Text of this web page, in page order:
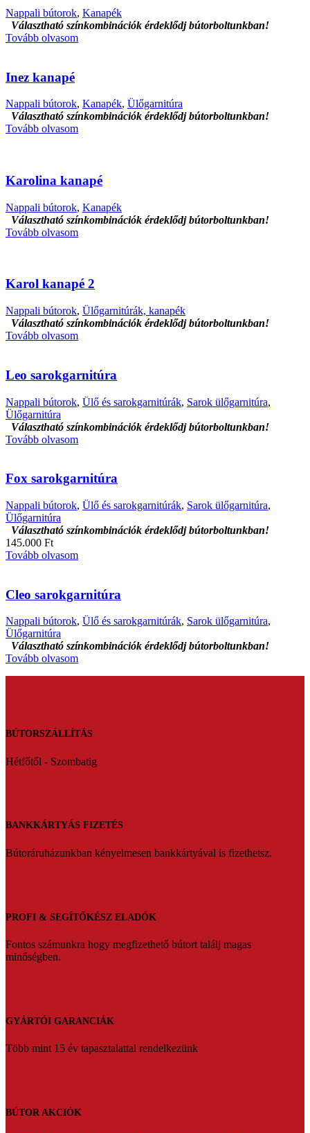
Nappali bútorok, Kanapék
Választható színkombinációk érdeklődj bútorboltunkban!
Tovább olvasom
Inez kanapé
Nappali bútorok, Kanapék, Ülőgarnitúra
Választható színkombinációk érdeklődj bútorboltunkban!
Tovább olvasom
Karolina kanapé
Nappali bútorok, Kanapék
Választható színkombinációk érdeklődj bútorboltunkban!
Tovább olvasom
Karol kanapé 2
Nappali bútorok, Ülőgarnitúrák, kanapék
Választható színkombinációk érdeklődj bútorboltunkban!
Tovább olvasom
Leo sarokgarnitúra
Nappali bútorok, Ülő és sarokgarnitúrák, Sarok ülőgarnitúra,
Ülőgarnitúra
Választható színkombinációk érdeklődj bútorboltunkban!
Tovább olvasom
Fox sarokgarnitúra
Nappali bútorok, Ülő és sarokgarnitúrák, Sarok ülőgarnitúra,
Ülőgarnitúra
Választható színkombinációk érdeklődj bútorboltunkban!
145.000 Ft
Tovább olvasom
Cleo sarokgarnitúra
Nappali bútorok, Ülő és sarokgarnitúrák, Sarok ülőgarnitúra,
Ülőgarnitúra
Választható színkombinációk érdeklődj bútorboltunkban!
Tovább olvasom
BÚTORSZÁLLÍTÁS
Hétfőtől - Szombatig
BANKKÁRTYÁS FIZETÉS
Bútoráruházunkban kényelmesen bankkártyával is fizethetsz.
PROFI & SEGÍTŐKÉSZ ELADÓK
Fontos számunkra hogy megfizethető bútort találj magas
minőségben.
GYÁRTÓI GARANCIÁK
Több mint 15 év tapasztalattal rendelkezünk
BÚTOR AKCIÓK